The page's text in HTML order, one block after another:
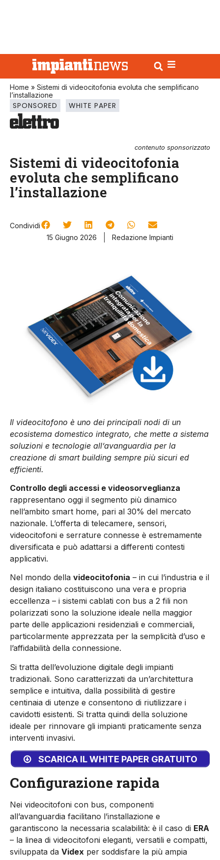
Home » Sistemi di videocitofonia evoluta che semplificano
l’installazione
SPONSORED WHITE PAPER
contenuto sponsorizzato
Sistemi di videocitofonia
evoluta che semplificano
l’installazione
Condividi
15 Giugno 2026
Redazione Impianti
Il videocitofono è uno dei principali nodi di un
ecosistema domestico integrato, che mette a sistema
soluzioni e tecnologie all’avanguardia per la
creazione di smart building sempre più sicuri ed
efficienti.
Controllo degli accessi e videosorveglianza
rappresentano oggi il segmento più dinamico
nell’ambito smart home, pari al 30% del mercato
nazionale. L’offerta di telecamere, sensori,
videocitofoni e serrature connesse è estremamente
diversificata e può adattarsi a differenti contesti
applicativi.
Nel mondo della videocitofonia – in cui l’industria e il
design italiano costituiscono una vera e propria
eccellenza – i sistemi cablati con bus a 2 fili non
polarizzati sono la soluzione ideale nella maggior
parte delle applicazioni residenziali e commerciali,
particolarmente apprezzata per la semplicità d’uso e
l’affidabilità della connessione.
Si tratta dell’evoluzione digitale degli impianti
tradizionali. Sono caratterizzati da un’architettura
semplice e intuitiva, dalla possibilità di gestire
centinaia di utenze e consentono di riutilizzare i
cavidotti esistenti. Si tratta quindi della soluzione
ideale per rinnovare gli impianti praticamente senza
interventi invasivi.
SCARICA IL WHITE PAPER GRATUITO
Configurazione rapida
Nei videocitofoni con bus, componenti
all’avanguardia facilitano l’installazione e
garantiscono la necessaria scalabilità: è il caso di ERA
– la linea di videocitofoni eleganti, versatili e compatti,
sviluppata da Videx per soddisfare la più ampia